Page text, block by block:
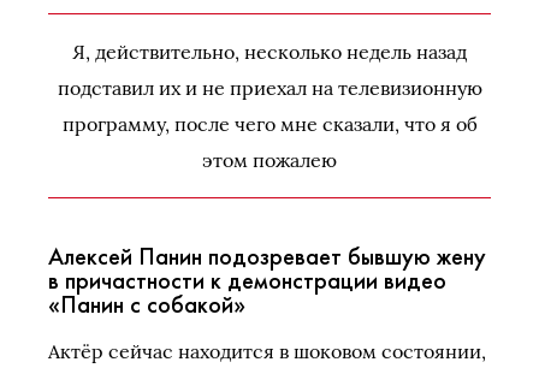
Я, действительно, несколько недель назад
подставил их и не приехал на телевизионную
программу, после чего мне сказали, что я об
этом пожалею
Алексей Панин подозревает бывшую жену
в причастности к демонстрации видео
«Панин с собакой»
Актёр сейчас находится в шоковом состоянии,